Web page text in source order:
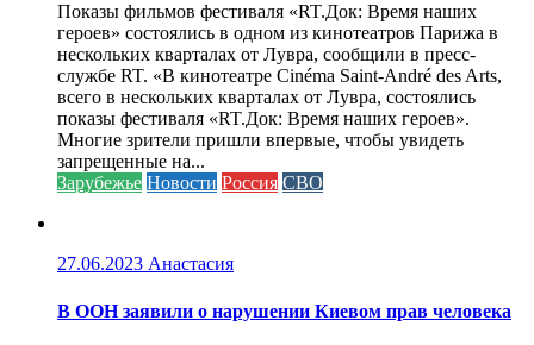
Показы фильмов фестиваля «RT.Док: Время наших
героев» состоялись в одном из кинотеатров Парижа в
нескольких кварталах от Лувра, сообщили в пресс-
службе RT. «В кинотеатре Cinéma Saint-André des Arts,
всего в нескольких кварталах от Лувра, состоялись
показы фестиваля «RT.Док: Время наших героев».
Многие зрители пришли впервые, чтобы увидеть
запрещенные на...
Зарубежье Новости Россия СВО
27.06.2023 Анастасия
В ООН заявили о нарушении Киевом прав человека